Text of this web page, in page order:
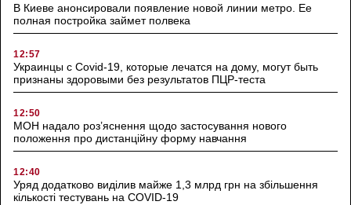
В Киеве анонсировали появление новой линии метро. Ее
полная постройка займет полвека
12:57
Украинцы с Covid-19, которые лечатся на дому, могут быть
признаны здоровыми без результатов ПЦР-теста
12:50
МОН надало роз’яснення щодо застосування нового
положення про дистанційну форму навчання
12:40
Уряд додатково виділив майже 1,3 млрд грн на збільшення
кількості тестувань на COVID-19